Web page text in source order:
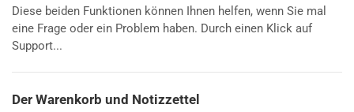
Diese beiden Funktionen können Ihnen helfen, wenn Sie mal
eine Frage oder ein Problem haben. Durch einen Klick auf
Support...
Der Warenkorb und Notizzettel